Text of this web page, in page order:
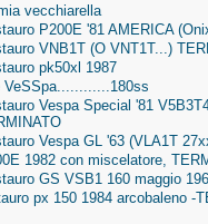
mia vecchiarella
P200E '81 AMERICA
VNB1T (O VNT1T...)
pk50xl 1987
VeSSpa............180ss
Vespa Special '81
Vespa GL '63 (VLA1T
1982 con miscelatore,
GS VSB1 160 maggio
px 150 1984 arcobaleno -